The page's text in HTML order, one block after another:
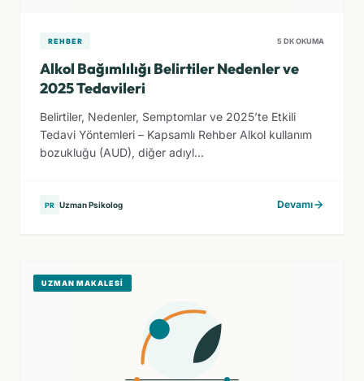
REHBER 5 DK OKUMA
Alkol Bağımlılığı Belirtiler Nedenler ve
2025 Tedavileri
Belirtiler, Nedenler, Semptomlar ve 2025’te Etkili
Tedavi Yöntemleri – Kapsamlı Rehber Alkol kullanım
bozukluğu (AUD), diğer adıyl...
PR Uzman Psikolog Devamı
UZMAN MAKALESI